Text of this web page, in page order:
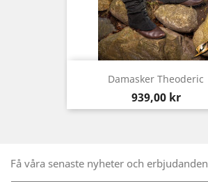
Damasker Theoderic
Pris
939,00 kr
Få våra senaste nyheter och erbjudanden